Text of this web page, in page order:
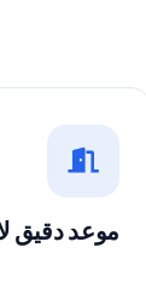
موعد دقيق